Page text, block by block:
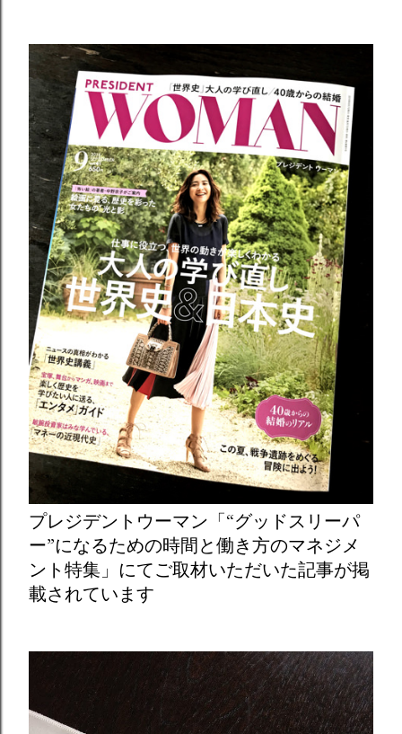
プレジデントウーマン「“グッドスリーパ
ー”になるための時間と働き方のマネジメ
ント特集」にてご取材いただいた記事が掲
載されています